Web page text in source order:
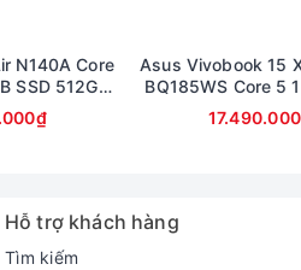
N140A Core
SSD 512GB
FullHD
Asus Vivobook 15
BQ185WS Core 5
16GB SSD 512GB
FullHD
Hỗ trợ khách hàng
Tìm kiếm